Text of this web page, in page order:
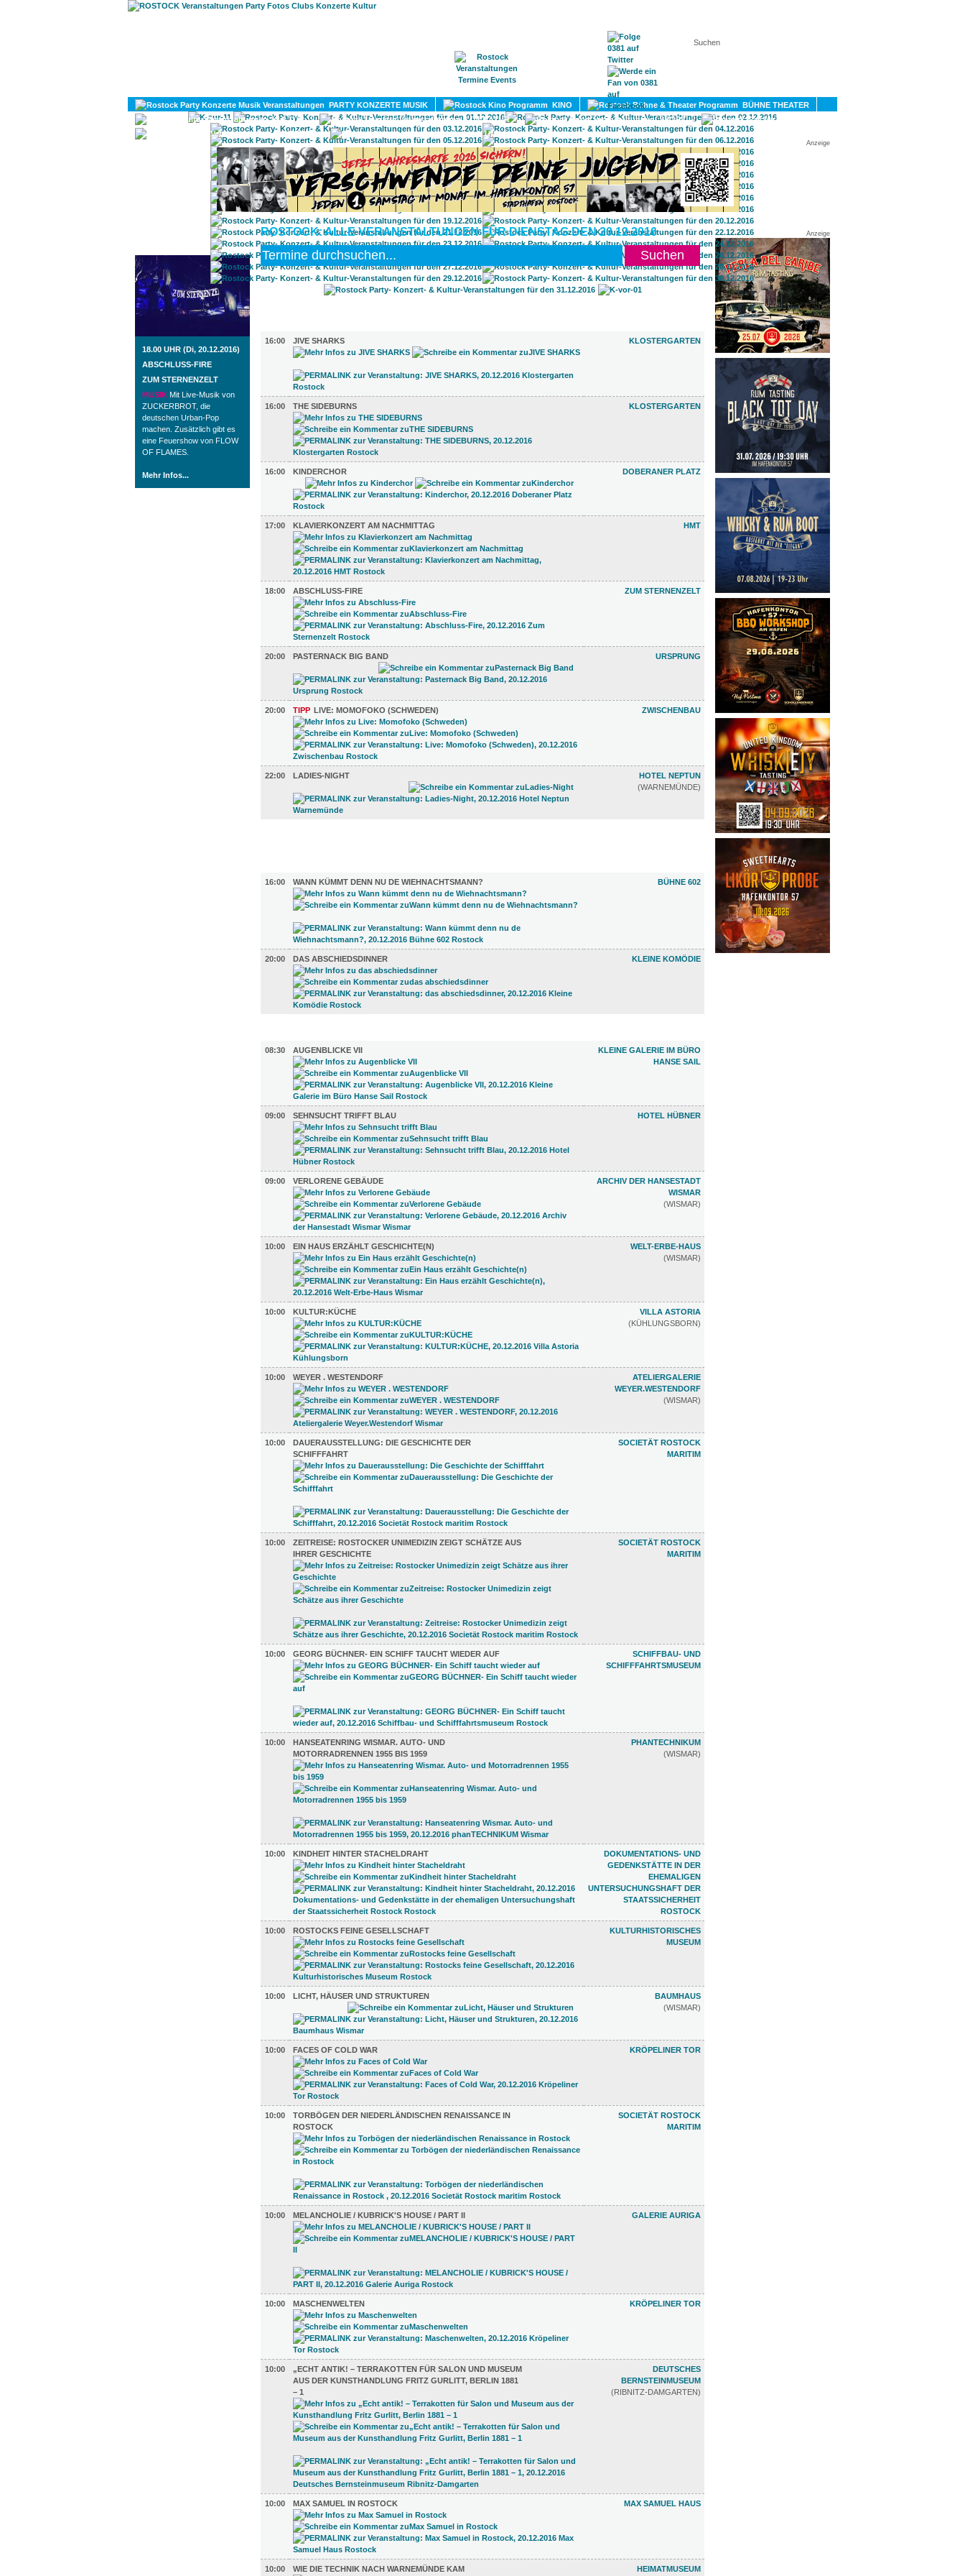
KONTAKT
PARTY KONZERTE MUSIK KINO
BÜHNE THEATER
KULTUR
LITERATUR SPORT
DIVERSES
UMLAND
Anzeige
ROSTOCK TAGESTIPP
18.00 UHR (Di, 20.12.2016)
ABSCHLUSS-FIRE
ZUM STERNENZELT
MUSIK Mit Live-Musik von
ZUCKERBROT, die
deutschen Urban-Pop
machen. Zusätzlich gibt es
eine Feuershow von FLOW
OF FLAMES.
Mehr Infos...
Anzeige
ROSTOCK: ALLE VERANSTALTUNGEN FÜR DIENSTAG DEN 20.12.2016
16:00
JIVE SHARKS KLOSTERGARTEN
16:00 THE SIDEBURNS KLOSTERGARTEN
16:00 KINDERCHOR DOBERANER PLATZ
17:00 KLAVIERKONZERT AM NACHMITTAG HMT
18:00 ABSCHLUSS-FIRE ZUM STERNENZELT
20:00 PASTERNACK BIG BAND URSPRUNG
20:00 TIPP LIVE: MOMOFOKO (SCHWEDEN) ZWISCHENBAU
22:00 LADIES-NIGHT
HOTEL NEPTUN
(WARNEMÜNDE)
16:00
WANN KÜMMT DENN NU DE WIEHNACHTSMANN? BÜHNE 602
20:00 DAS ABSCHIEDSDINNER KLEINE KOMÖDIE
08:30
AUGENBLICKE VII
KLEINE GALERIE IM BÜRO
HANSE SAIL
09:00 SEHNSUCHT TRIFFT BLAU HOTEL HÜBNER
09:00 VERLORENE GEBÄUDE
ARCHIV DER HANSESTADT
WISMAR
(WISMAR)
10:00 EIN HAUS ERZÄHLT GESCHICHTE(N)
WELT-ERBE-HAUS
(WISMAR)
10:00 KULTUR:KÜCHE
VILLA ASTORIA
(KÜHLUNGSBORN)
10:00 WEYER . WESTENDORF
ATELIERGALERIE
WEYER.WESTENDORF
(WISMAR)
10:00
DAUERAUSSTELLUNG: DIE GESCHICHTE DER
SCHIFFFAHRT
SOCIETÄT ROSTOCK
MARITIM
10:00
ZEITREISE: ROSTOCKER UNIMEDIZIN ZEIGT SCHÄTZE AUS
IHRER GESCHICHTE
SOCIETÄT ROSTOCK
MARITIM
10:00 GEORG BÜCHNER- EIN SCHIFF TAUCHT WIEDER AUF
SCHIFFBAU- UND
SCHIFFFAHRTSMUSEUM
10:00
HANSEATENRING WISMAR. AUTO- UND
MOTORRADRENNEN 1955 BIS 1959
PHANTECHNIKUM
(WISMAR)
10:00 KINDHEIT HINTER STACHELDRAHT
DOKUMENTATIONS- UND
GEDENKSTÄTTE IN DER
EHEMALIGEN
UNTERSUCHUNGSHAFT DER
STAATSSICHERHEIT
ROSTOCK
10:00 ROSTOCKS FEINE GESELLSCHAFT
KULTURHISTORISCHES
MUSEUM
10:00 LICHT, HÄUSER UND STRUKTUREN
BAUMHAUS
(WISMAR)
10:00 FACES OF COLD WAR KRÖPELINER TOR
10:00
TORBÖGEN DER NIEDERLÄNDISCHEN RENAISSANCE IN
ROSTOCK
SOCIETÄT ROSTOCK
MARITIM
10:00 MELANCHOLIE / KUBRICK'S HOUSE / PART II GALERIE AURIGA
10:00 MASCHENWELTEN KRÖPELINER TOR
10:00
„ECHT ANTIK! – TERRAKOTTEN FÜR SALON UND MUSEUM
AUS DER KUNSTHANDLUNG FRITZ GURLITT, BERLIN 1881
– 1
DEUTSCHES
BERNSTEINMUSEUM
(RIBNITZ-DAMGARTEN)
10:00 MAX SAMUEL IN ROSTOCK MAX SAMUEL HAUS
10:00 WIE DIE TECHNIK NACH WARNEMÜNDE KAM HEIMATMUSEUM